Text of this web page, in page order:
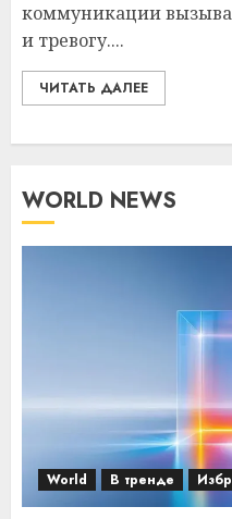
коммуникации
и тревогу....
ЧИТАТЬ ДАЛЕЕ
WORLD NEWS
World В тренде